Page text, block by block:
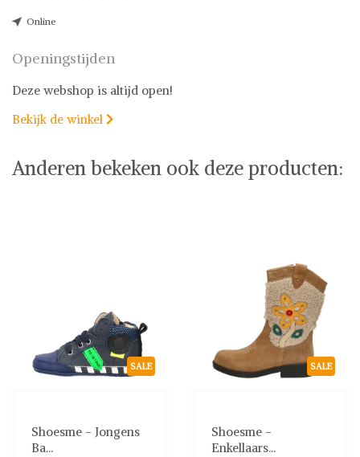
Online
Openingstijden
Deze webshop is altijd open!
Bekijk de winkel 
Anderen bekeken ook deze producten:
SALE
Shoesme - Jongens
Ba...
SALE
Shoesme -
Enkellaars...